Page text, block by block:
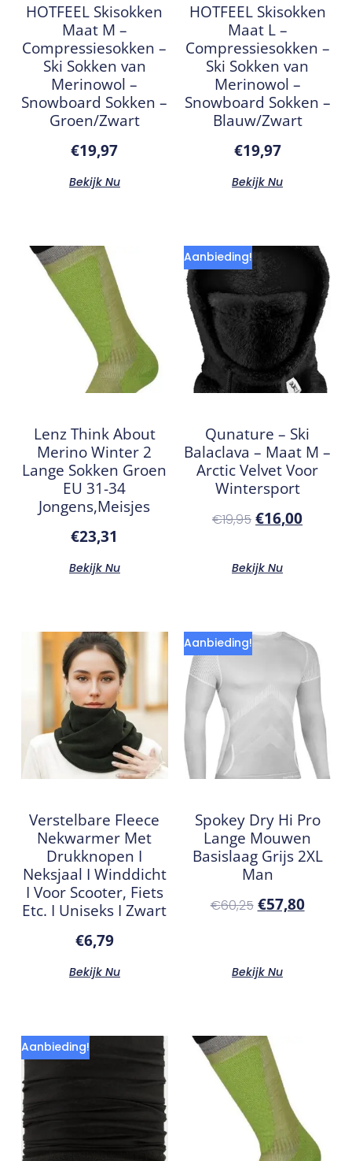
HOTFEEL Skisokken
Maat M –
Compressiesokken –
Ski Sokken van
Merinowol –
Snowboard Sokken –
Groen/Zwart
€19,97
Bekijk Nu
HOTFEEL Skisokken
Maat L –
Compressiesokken –
Ski Sokken van
Merinowol –
Snowboard Sokken –
Blauw/Zwart
€19,97
Bekijk Nu
Lenz Think About
Merino Winter 2
Lange Sokken Groen
EU 31-34
Jongens,Meisjes
€23,31
Bekijk Nu
Aanbieding!
Qunature – Ski
Balaclava – Maat M –
Arctic Velvet Voor
Wintersport
€19,95 €16,00
Bekijk Nu
Verstelbare Fleece
Nekwarmer Met
Drukknopen I
Neksjaal I Winddicht
I Voor Scooter, Fiets
Etc. I Uniseks I Zwart
€6,79
Bekijk Nu
Aanbieding!
Spokey Dry Hi Pro
Lange Mouwen
Basislaag Grijs 2XL
Man
€60,25 €57,80
Bekijk Nu
Aanbieding!